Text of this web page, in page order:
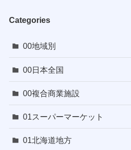
Categories
00地域別
00日本全国
00複合商業施設
01スーパーマーケット
01北海道地方